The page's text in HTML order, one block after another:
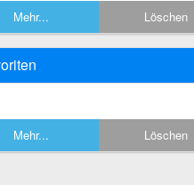
Mehr... Löschen
Mehr... Löschen